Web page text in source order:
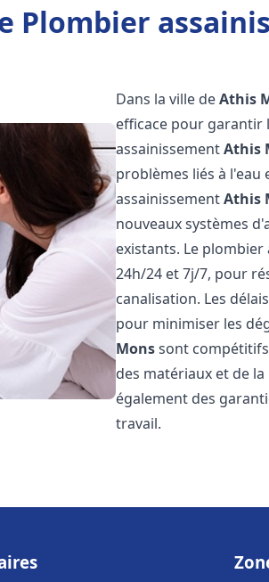
Plombier
Dans la ville deAthis
efficace pour garantir
assainissementAthis
problèmes liés à l'eau
assainissementAthis
nouveaux systèmes
existants. Le
24h/24 et 7j/7, pour
canalisation. Les
pour minimiser les
Monssont
des matériaux et de
également des
travail.